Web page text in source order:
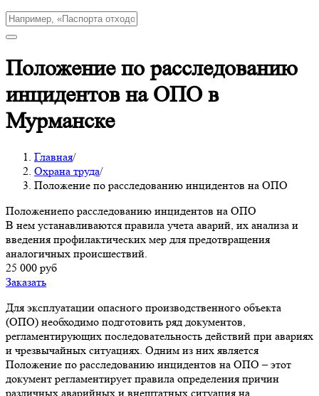
Положение по расследованию
инцидентов на ОПО в
Мурманске
Главная/
Охрана труда/
Положение по расследованию инцидентов на ОПО
Положениепо расследованию инцидентов на ОПО
В нем устанавливаются правила учета аварий, их анализа и
введения профилактических мер для предотвращения
аналогичных происшествий.
25 000 руб
Заказать
Для эксплуатации опасного производственного объекта
(ОПО) необходимо подготовить ряд документов,
регламентирующих последовательность действий при авариях
и чрезвычайных ситуациях. Одним из них является
Положение по расследованию инцидентов на ОПО – этот
документ регламентирует правила определения причин
различных аварийных и внештатных ситуация на